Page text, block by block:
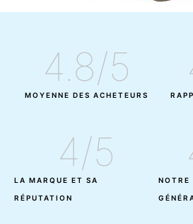
MOYENNE DES ACHETEURS
4.8/5
LA MARQUE ET SA
RÉPUTATION
4/5
NOTRE